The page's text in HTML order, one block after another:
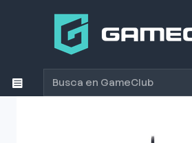
Productos
Teclado Blackwidow V4 X Yellow